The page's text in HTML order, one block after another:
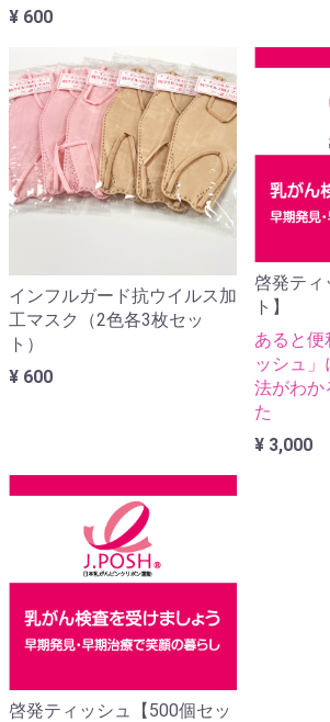
¥ 600
インフルガード抗ウイルス加
工マスク（2色各3枚セッ
ト）
¥ 600
啓発ティ
ト】
あると便
ッシュ
法がわか
た
¥ 3,000
啓発ティッシュ【500個セッ